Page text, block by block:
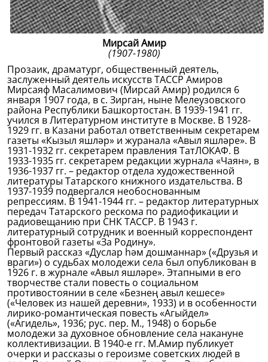
Мирсай Амир
(1907-1980)
Прозаик, драматург, общественный деятель,
заслуженный деятель искусств ТАССР Амиров
Мирсаяф Масалимович (Мирсай Амир) родился 6
января 1907 года, в с. Зирган, ныне Мелеузовского
района Республики Башкортостан. В 1939-1941 гг.
учился в Литературном институте в Москве. В 1928-
1929 гг. в Казани работал ответственным секретарем
газеты «Кызыл яшләр» и журанала «Авыл яшләре». В
1931-1932 гг. секретарем правления ТатЛОКАФ. В
1933-1935 гг. секретарем редакции журнала «Чаян», в
1936-1937 гг. – редактор отдела художественной
литературы Татарского книжного издательства. В
1937-1939 подвергался необоснованным
репрессиям. В 1941-1944 гг. – редактор литературных
передач Татарского рескома по радиофикации и
радиовещанию при СНК ТАССР. В 1943 г.
литературный сотрудник и военный корреспондент
фронтовой газеты «За Родину».
Первый рассказ «Дуслар hәм дошманнар» («Друзья и
враги») о судьбах молодежи села был опубликован в
1926 г. в журнале «Авыл яшләре». Этапными в его
творчестве стали повесть о социальном
противостоянии в селе «Безнең авыл кешесе»
(«Человек из нашей деревни», 1933) и в особенности
лирико-романтическая повесть «Агыйдел»
(«Агидель», 1936; рус. пер. М., 1948) о борьбе
молодежи за духовное обновление села накануне
коллективизации. В 1940-е гг. М.Амир публикует
очерки и рассказы о героизме советских людей в